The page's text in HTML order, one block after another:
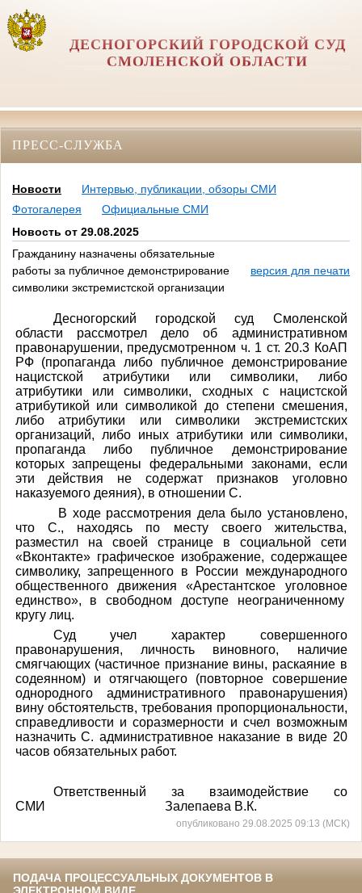
ДЕСНОГОРСКИЙ ГОРОДСКОЙ СУД
СМОЛЕНСКОЙ ОБЛАСТИ
ПРЕСС-СЛУЖБА
Новости
Интервью, публикации, обзоры СМИ
Фотогалерея
Официальные СМИ
Новость от 29.08.2025
Гражданину назначены обязательные
работы за публичное демонстрирование
символики экстремистской организации
версия для печати
Десногорский городской суд Смоленской
области рассмотрел дело об административном
правонарушении, предусмотренном ч. 1 ст. 20.3 КоАП
РФ (пропаганда либо публичное демонстрирование
нацистской атрибутики или символики, либо
атрибутики или символики, сходных с нацистской
атрибутикой или символикой до степени смешения,
либо атрибутики или символики экстремистских
организаций, либо иных атрибутики или символики,
пропаганда либо публичное демонстрирование
которых запрещены федеральными законами, если
эти действия не содержат признаков уголовно
наказуемого деяния), в отношении С.
В ходе рассмотрения дела было установлено,
что С., находясь по месту своего жительства,
разместил на своей странице в социальной сети
«Вконтакте» графическое изображение, содержащее
символику, запрещенного в России международного
общественного движения «Арестантское уголовное
единство», в свободном доступе неограниченному
кругу лиц.
Суд учел характер совершенного
правонарушения, личность виновного, наличие
смягчающих (частичное признание вины, раскаяние в
содеянном) и отягчающего (повторное совершение
однородного административного правонарушения)
вину обстоятельств, требования пропорциональности,
справедливости и соразмерности исчел возможным
назначить С. административное наказание в виде 20
часов обязательных работ.
Ответственный за взаимодействие со
СМИ Залепаева В.К.
опубликовано 29.08.2025 09:13 (МСК)
ПОДАЧА ПРОЦЕССУАЛЬНЫХ ДОКУМЕНТОВ В